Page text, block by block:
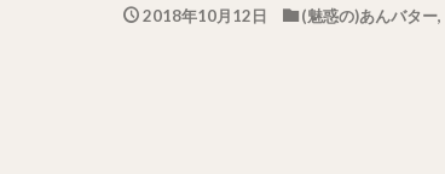
2018年10月12日 (魅惑の)あんバター,